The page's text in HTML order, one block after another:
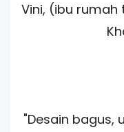
Vini, (ibu
"Desain bagus,